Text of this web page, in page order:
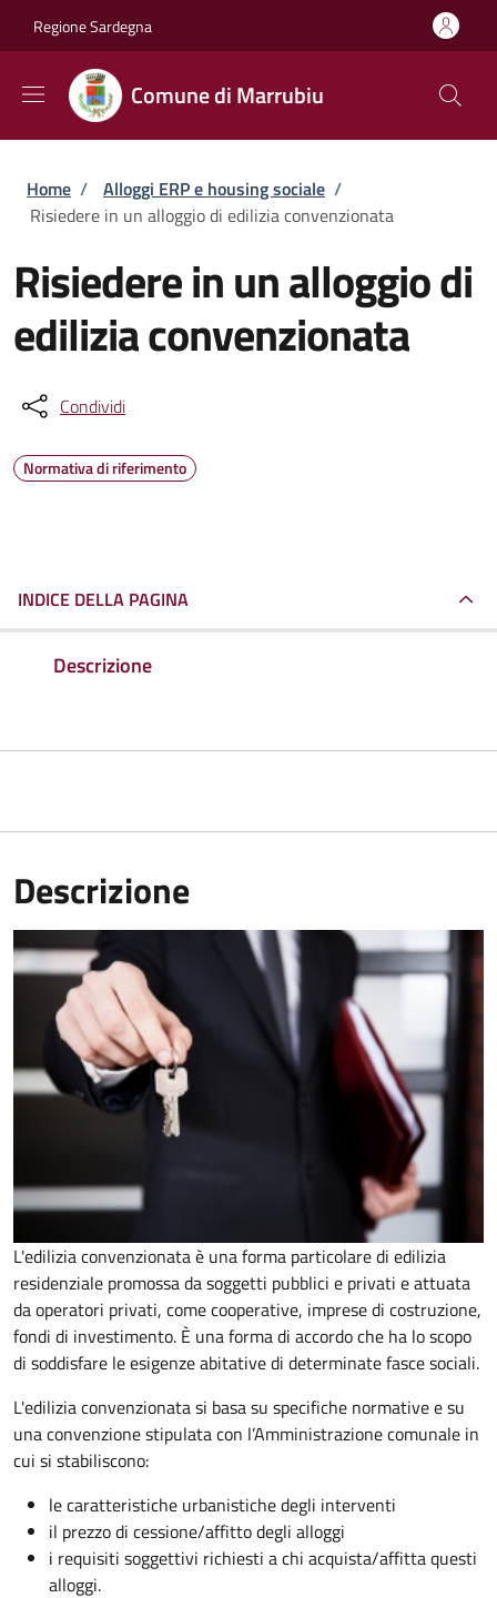
Regione Sardegna
Comune di Marrubiu
Briciole di pane
Home / Alloggi ERP e housing sociale /
Risiedere in un alloggio di edilizia convenzionata
Risiedere in un alloggio di
edilizia convenzionata
Condividi
Normativa di riferimento
INDICE DELLA PAGINA
Descrizione
Descrizione
L'edilizia convenzionata è una forma particolare di edilizia
residenziale promossa da soggetti pubblici e privati e attuata
da operatori privati, come cooperative, imprese di costruzione,
fondi di investimento. È una forma di accordo che ha lo scopo
di soddisfare le esigenze abitative di determinate fasce sociali.
L'edilizia convenzionata si basa su specifiche normative e su
una convenzione stipulata con l’Amministrazione comunale in
cui si stabiliscono:
le caratteristiche urbanistiche degli interventi
il prezzo di cessione/affitto degli alloggi
i requisiti soggettivi richiesti a chi acquista/affitta questi
alloggi.